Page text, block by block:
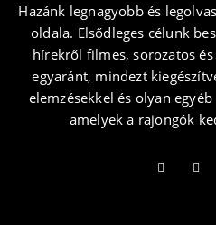
Hazánk legnagyobb és
oldala. Elsődleges célunk
hírekről filmes, sorozatos
egyaránt, mindezt
elemzésekkel és olyan
amelyek a rajongók